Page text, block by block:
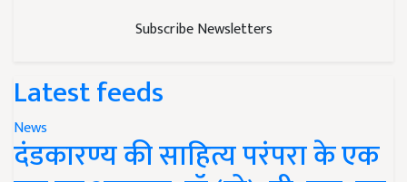
Subscribe Newsletters
Latest feeds
News
दंडकारण्य की साहित्य परंपरा के एक